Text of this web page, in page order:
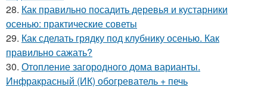
28. Как правильно посадить деревья и кустарники
осенью: практические советы
29. Как сделать грядку под клубнику осенью. Как
правильно сажать?
30. Отопление загородного дома варианты.
Инфракрасный (ИК) обогреватель + печь